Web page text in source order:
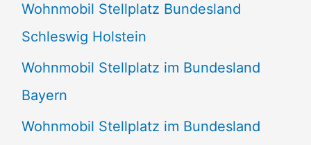
c
h
:
Wohnmobil Stellplatz Bundesland
Schleswig Holstein
Wohnmobil Stellplatz im Bundesland
Bayern
Wohnmobil Stellplatz im Bundesland